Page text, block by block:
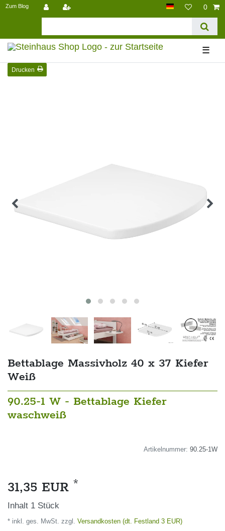
Zum Blog 0
☰
Drucken
Bettablage Massivholz 40 x 37 Kiefer
Weiß
90.25-1 W - Bettablage Kiefer
waschweiß
Artikelnummer: 90.25-1W
31,35 EUR *
Inhalt 1 Stück
* inkl. ges. MwSt. zzgl. Versandkosten (dt. Festland 3 EUR)